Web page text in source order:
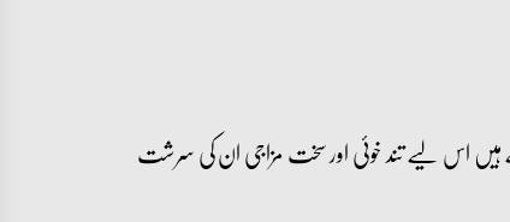
اس لیے تند خوئی اور سخت مزاجی ان کی سرشت